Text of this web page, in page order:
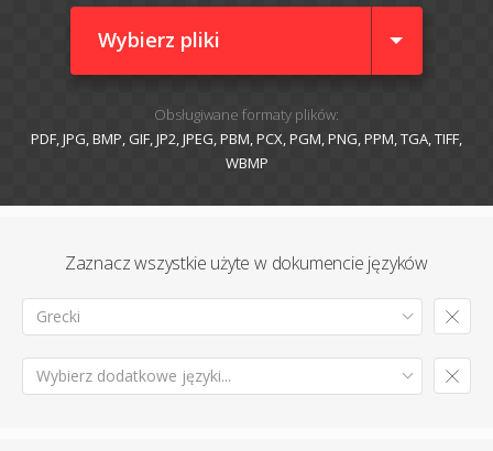
Wybierz pliki
Obsługiwane formaty plików:
PDF, JPG, BMP, GIF, JP2, JPEG, PBM, PCX, PGM, PNG, PPM, TGA, TIFF,
WBMP
Zaznacz wszystkie użyte w dokumencie języków
Grecki
Wybierz dodatkowe języki...